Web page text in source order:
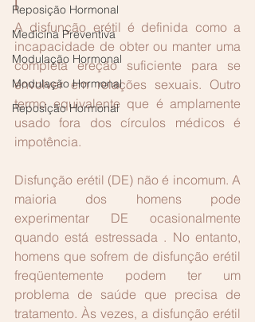
Reposição Hormonal
Medicina Preventiva
Modulação Hormonal
Modulação Hormonal
Reposição Hormonal
l
A disfunção erétil é definida como a
incapacidade de obter ou manter uma
completa ereção suficiente para se
envolver em relações sexuais. Outro
termo equivalente que é amplamente
usado fora dos círculos médicos é
impotência.
Disfunção erétil (DE) não é incomum. A
maioria dos homens pode
experimentar DE ocasionalmente
quando está estressada . No entanto,
homens que sofrem de disfunção erétil
freqüentemente podem ter um
problema de saúde que precisa de
tratamento. Às vezes, a disfunção erétil